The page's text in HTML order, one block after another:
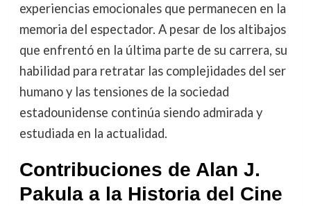
experiencias emocionales que permanecen en la
memoria del espectador. A pesar de los altibajos
que enfrentó en la última parte de su carrera, su
habilidad para retratar las complejidades del ser
humano y las tensiones de la sociedad
estadounidense continúa siendo admirada y
estudiada en la actualidad.
Contribuciones de Alan J.
Pakula a la Historia del Cine